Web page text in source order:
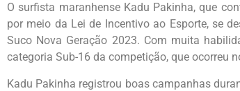
O surfista maranhense Kadu Pakinha, que
por meio da Lei de Incentivo ao Esporte, se
Suco Nova Geração 2023. Com muita
categoria Sub-16 da competição, que ocorreu
Kadu Pakinha registrou boas campanhas